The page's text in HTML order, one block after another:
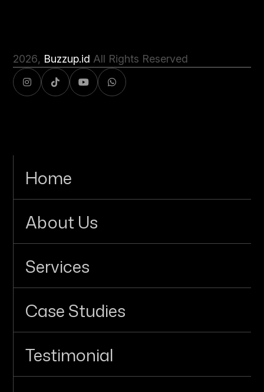
2026, Buzzup.id All Rights Reserved